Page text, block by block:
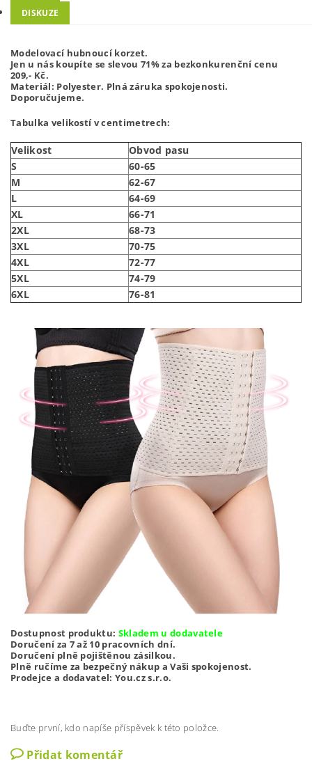
DISKUZE
Modelovací hubnoucí korzet.
Jen u nás koupíte se slevou 71% za bezkonkurenční cenu
209,- Kč.
Materiál: Polyester. Plná záruka spokojenosti.
Doporučujeme.
Tabulka velikostí v centimetrech:
Velikost
Obvod pasu
S
60-65
M
62-67
L
64-69
XL
66-71
2XL
68-73
3XL
70-75
4XL
72-77
5XL
74-79
6XL
76-81
Dostupnost produktu: Skladem u dodavatele
Doručení za 7 až 10 pracovních dní.
Doručení plně pojištěnou zásilkou.
Plně ručíme za bezpečný nákup a Vaši spokojenost.
Prodejce a dodavatel: You.cz s.r.o.
Buďte první, kdo napíše příspěvek k této položce.
Přidat komentář